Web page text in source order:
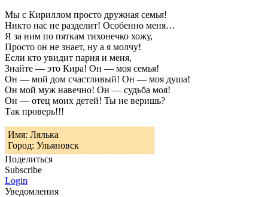
Мы с Кириллом просто дружная семья!
Никто нас не разделит! Особенно меня…
Я за ним по пяткам тихонечко хожу,
Просто он не знает, ну а я молчу!
Если кто увидит парня и меня,
Знайте — это Кира! Он — моя семья!
Он — мой дом счастливый! Он — моя душа!
Он мой муж навечно! Он — судьба моя!
Он — отец моих детей! Ты не веришь?
Так проверь!!!
Имя: Лялька
Город: Ульяновск
Поделиться
Subscribe
Login
Уведомления